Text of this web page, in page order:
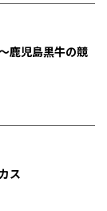
鹿児島黒牛の競
ス